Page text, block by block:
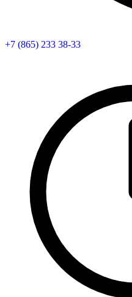
+7 (865) 233 38-33